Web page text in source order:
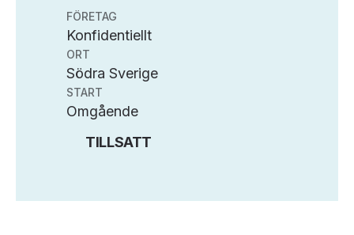
FÖRETAG
Konfidentiellt
ORT
Södra Sverige
START
Omgående
TILLSATT